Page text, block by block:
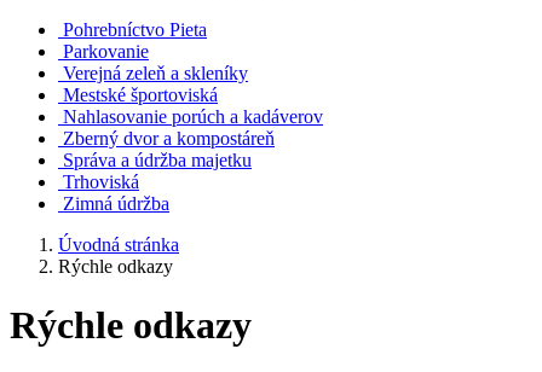
Pohrebníctvo Pieta
Parkovanie
Verejná zeleň a skleníky
Mestské športoviská
Nahlasovanie porúch a kadáverov
Zberný dvor a kompostáreň
Správa a údržba majetku
Trhoviská
Zimná údržba
Úvodná stránka
Rýchle odkazy
Rýchle odkazy